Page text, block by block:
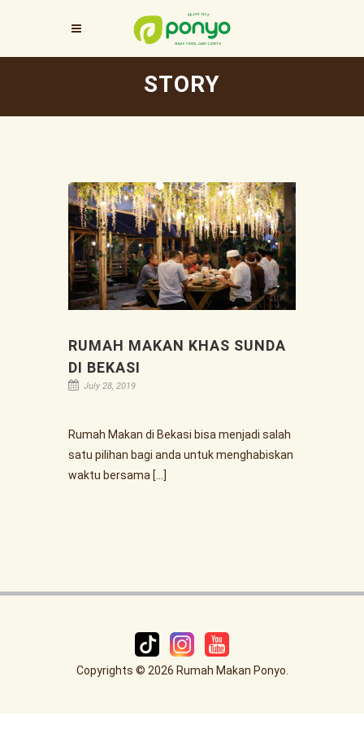
STORY
RUMAH MAKAN KHAS SUNDA
DI BEKASI
July 28, 2019
Rumah Makan di Bekasi bisa menjadi salah
satu pilihan bagi anda untuk menghabiskan
waktu bersama […]
Copyrights © 2026 Rumah Makan Ponyo.